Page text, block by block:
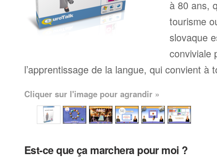
à 80 ans,
tourisme
slovaque
conviviale
l’apprentissage de la langue, qui convient à
Cliquer sur l'image pour agrandir »
Est-ce que ça marchera pour moi ?